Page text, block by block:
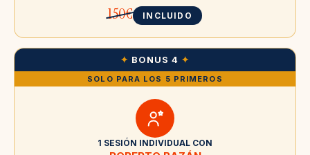
150€ INCLUIDO
✦ BONUS 4 ✦
SOLO PARA LOS 5 PRIMEROS
1 SESIÓN INDIVIDUAL CON